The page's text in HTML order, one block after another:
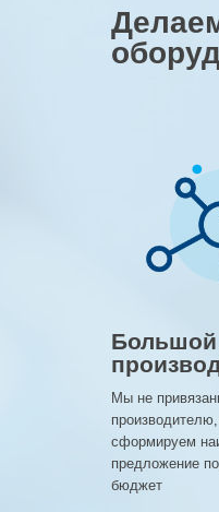
Мы не
сформируем
предложение
бюджет